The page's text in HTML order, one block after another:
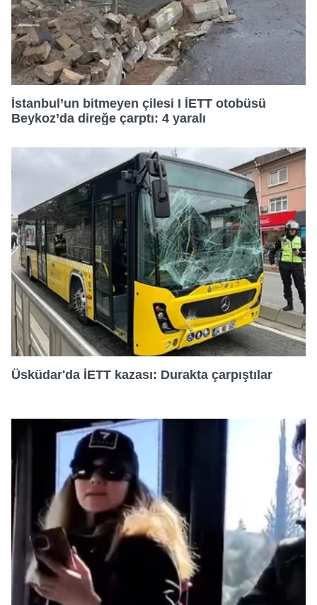
verileriniz işlenmekte olup gerekli olan çerezler bilgi
toplumu hizmetlerinin sunulması amacıyla
kullanılmaktadır. Diğer çerezler, sitemizin daha işlevsel
kılınması ve kişiselleştirilmesi ve sizlere yönelik
reklam/pazarlama faaliyetlerinin yapılması, amaçlarıyla
sınırlı olarak açık rızanız dahilinde kullanılacaktır.
Çerezlere ilişkin tercihlerinizi aşağıda yer alan panel
için Ayarlar butonuna tıklayabilir,Çerez Bilgilendirme
ziyaret edebilirsiniz.
6698 sayılı Kişisel Verilerin Korunması Kanunu uyarınca
hazırlanmış Aydınlatma Metnimizi okumak ve sitemizde
ilgili mevzuata uygun olarak kullanılan çerezlerle ilgili bilgi
almak için lütfentıklayınız.
İstanbul’un bitmeyen çilesi I İETT otobüsü
Beykoz’da direğe çarptı: 4 yaralı
Üsküdar'da İETT kazası: Durakta çarpıştılar